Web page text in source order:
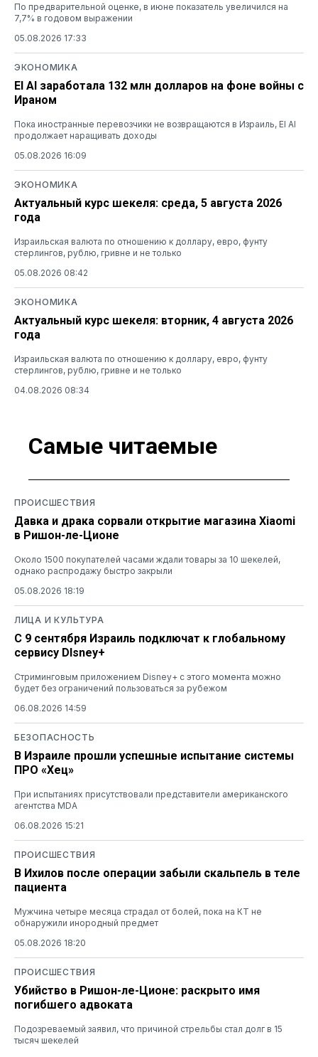
По предварительной оценке, в июне показатель увеличился на
7,7% в годовом выражении
05.08.2026 17:33
ЭКОНОМИКА
El Al заработала 132 млн долларов на фоне войны с
Ираном
Пока иностранные перевозчики не возвращаются в Израиль, El Al
продолжает наращивать доходы
05.08.2026 16:09
ЭКОНОМИКА
Актуальный курс шекеля: среда, 5 августа 2026
года
Израильская валюта по отношению к доллару, евро, фунту
стерлингов, рублю, гривне и не только
05.08.2026 08:42
ЭКОНОМИКА
Актуальный курс шекеля: вторник, 4 августа 2026
года
Израильская валюта по отношению к доллару, евро, фунту
стерлингов, рублю, гривне и не только
04.08.2026 08:34
Самые читаемые
ПРОИСШЕСТВИЯ
Давка и драка сорвали открытие магазина Xiaomi
в Ришон-ле-Ционе
Около 1500 покупателей часами ждали товары за 10 шекелей,
однако распродажу быстро закрыли
05.08.2026 18:19
ЛИЦА И КУЛЬТУРА
С 9 сентября Израиль подключат к глобальному
сервису DIsney+
Стриминговым приложением Disney+ с этого момента можно
будет без ограничений пользоваться за рубежом
06.08.2026 14:59
БЕЗОПАСНОСТЬ
В Израиле прошли успешные испытание системы
ПРО «Хец»
При испытаниях присутствовали представители американского
агентства MDA
06.08.2026 15:21
ПРОИСШЕСТВИЯ
В Ихилов после операции забыли скальпель в теле
пациента
Мужчина четыре месяца страдал от болей, пока на КТ не
обнаружили инородный предмет
05.08.2026 18:20
ПРОИСШЕСТВИЯ
Убийство в Ришон-ле-Ционе: раскрыто имя
погибшего адвоката
Подозреваемый заявил, что причиной стрельбы стал долг в 15
тысяч шекелей